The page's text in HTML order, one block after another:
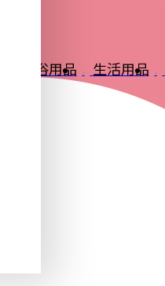
衛浴用品 生活用品